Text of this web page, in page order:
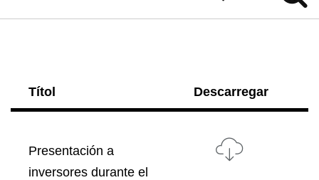
Títol Descarregar
Presentación a
inversores durante el